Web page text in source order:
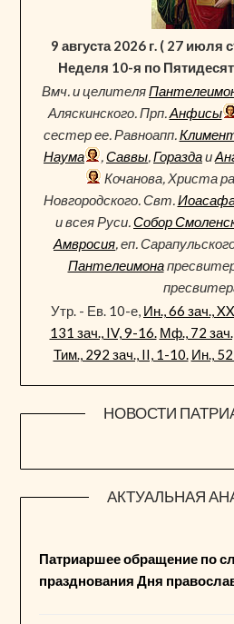
9 августа 2026 г. ( 27 июля
Неделя 10-я по
Вмч. и целителя
Аляскинского. Прп.Анфисы
сестер ее. Равноапп.
Наума
,Саввы,Гораздаи
Кочанова, Христа
Новгородского. Свт.
и всея Руси.Собор
Амвросия, еп.
Пантелеимона
Утр. - Ев. 10-е, Ин., 66 зач.,
131 зач., IV, 9-16. Мф., 72
Тим., 292 зач., II, 1-10. Ин.,
НОВОСТИ
АКТУАЛЬНАЯ
Патриаршее обращение по
празднования Дня